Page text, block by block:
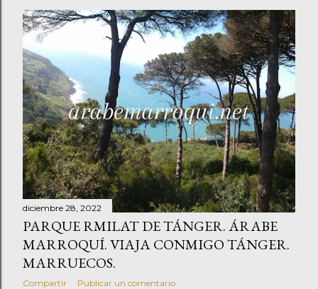
diciembre 28, 2022
PARQUE RMILAT DE TÁNGER. ÁRABE
MARROQUÍ. VIAJA CONMIGO TÁNGER.
MARRUECOS.
Compartir Publicar un comentario